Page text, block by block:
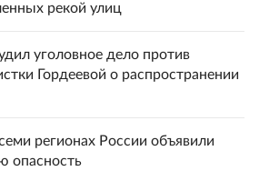
рекой улиц
уголовное дело против
Гордеевой о распространении
регионах России объявили
опасность